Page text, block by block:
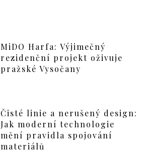
MiDO Harfa: Výjimečný
rezidenční projekt oživuje
pražské Vysočany
Čisté linie a nerušený design:
Jak moderní technologie
mění pravidla spojování
materiálů